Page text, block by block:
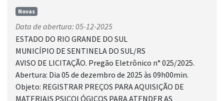
Novas
Data de abertura: 05-12-2025
ESTADO DO RIO GRANDE DO SUL
MUNICÍPIO DE SENTINELA DO SUL/RS
AVISO DE LICITAÇÃO. Pregão Eletrônico n° 025/2025.
Abertura: Dia 05 de dezembro de 2025 às 09h00min.
Objeto: REGISTRAR PREÇOS PARA AQUISIÇÃO DE
MATERIAIS PSICOLÓGICOS PARA ATENDER AS